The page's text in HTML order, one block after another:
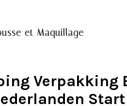
et Maquillage